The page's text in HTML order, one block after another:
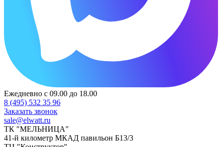
Ежедневно с 09.00 до 18.00
8 (495) 532 35 96
Заказать звонок
sale@elwatt.ru
ТК "МЕЛЬНИЦА"
41-й километр МКАД павильон Б13/3